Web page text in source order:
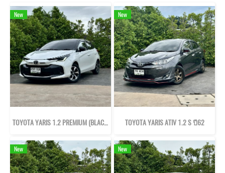
New
TOYOTA YARIS 1.2 PREMIUM (BLACK ROOF) ปี66
New
TOYOTA YARIS ATIV 1.2 S ปี62
New New